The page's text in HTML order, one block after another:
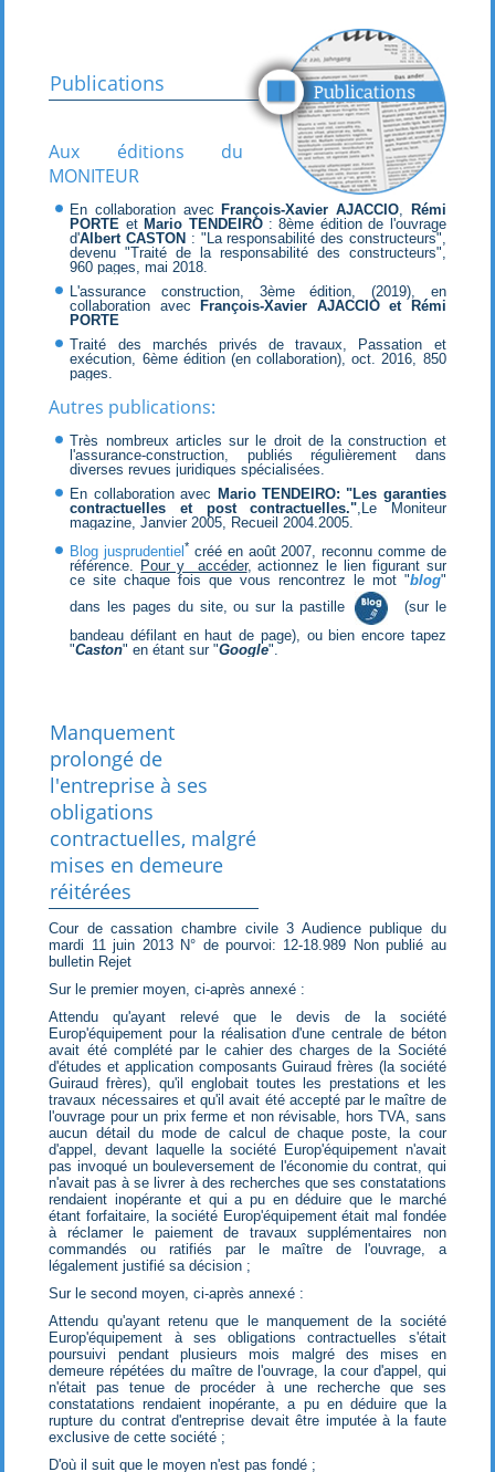
Publications
Aux éditions du
MONITEUR
En collaboration avec François-Xavier AJACCIO,
Rémi
PORTE et Mario TENDEIRO: 8ème édition de l'ouvrage
d'Albert CASTON : "La responsabilité des constructeurs",
devenu "Traité de la responsabilité des constructeurs",
960 pages, mai 2018.
L'assurance construction, 3ème édition, (2019), en
collaboration avec
François-Xavier AJACCIO et Rémi
PORTE
Traité des marchés privés de travaux, Passation et
exécution, 6ème édition (en collaboration), oct. 2016, 850
pages.
Autres publications:
Très nombreux articles sur le droit de la construction et
l'assurance-construction, publiés régulièrement dans
diverses revues juridiques spécialisées.
En collaboration avec Mario TENDEIRO: "Les garanties
contractuelles et post contractuelles.",Le Moniteur
magazine, Janvier 2005, Recueil 2004.2005.
Blog jusprudentiel* créé en août 2007, reconnu comme de
référence. Pour y accéder, actionnez le lien figurant sur
ce site chaque fois que vous rencontrez le mot "blog"
dans les pages du site, ou sur la pastille
(sur le
bandeau défilant en haut de page), ou bien encore tapez
"Caston" en étant sur "Google".
Manquement
prolongé de
l'entreprise à ses
obligations
contractuelles, malgré
mises en demeure
réitérées
Cour de cassation chambre civile 3 Audience publique du
mardi 11 juin 2013 N° de pourvoi: 12-18.989 Non publié au
bulletin Rejet
Sur le premier moyen, ci-après annexé :
Attendu qu'ayant relevé que le devis de la société
Europ'équipement pour la réalisation d'une centrale de béton
avait été complété par le cahier des charges de la Société
d'études et application composants Guiraud frères (la société
Guiraud frères), qu'il englobait toutes les prestations et les
travaux nécessaires et qu'il avait été accepté par le maître de
l'ouvrage pour un prix ferme et non révisable, hors TVA, sans
aucun détail du mode de calcul de chaque poste, la cour
d'appel, devant laquelle la société Europ'équipement n'avait
pas invoqué un bouleversement de l'économie du contrat, qui
n'avait pas à se livrer à des recherches que ses constatations
rendaient inopérante et qui a pu en déduire que le marché
étant forfaitaire, la société Europ'équipement était mal fondée
à réclamer le paiement de travaux supplémentaires non
commandés ou ratifiés par le maître de l'ouvrage, a
légalement justifié sa décision ;
Sur le second moyen, ci-après annexé :
Attendu qu'ayant retenu que le manquement de la société
Europ'équipement à ses obligations contractuelles s'était
poursuivi pendant plusieurs mois malgré des mises en
demeure répétées du maître de l'ouvrage, la cour d'appel, qui
n'était pas tenue de procéder à une recherche que ses
constatations rendaient inopérante, a pu en déduire que la
rupture du contrat d'entreprise devait être imputée à la faute
exclusive de cette société ;
D'où il suit que le moyen n'est pas fondé ;